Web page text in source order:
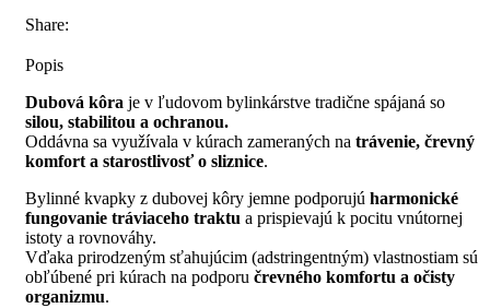
Share:
Popis
Dubová kôra je v ľudovom bylinkárstve tradične spájaná so
silou, stabilitou a ochranou.
Oddávna sa využívala v kúrach zameraných na trávenie, črevný
komfort a starostlivosť o sliznice.
Bylinné kvapky z dubovej kôry jemne podporujú harmonické
fungovanie tráviaceho traktu a prispievajú k pocitu vnútornej
istoty a rovnováhy.
Vďaka prirodzeným sťahujúcim (adstringentným) vlastnostiam sú
obľúbené pri kúrach na podporu črevného komfortu a očisty
organizmu.